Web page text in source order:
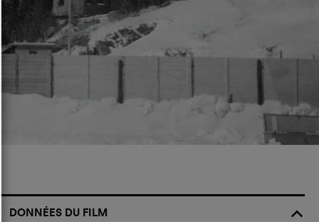
DONNÉES DU FILM
o